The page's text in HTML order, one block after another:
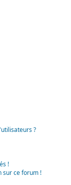
?
!
sur ce forum !